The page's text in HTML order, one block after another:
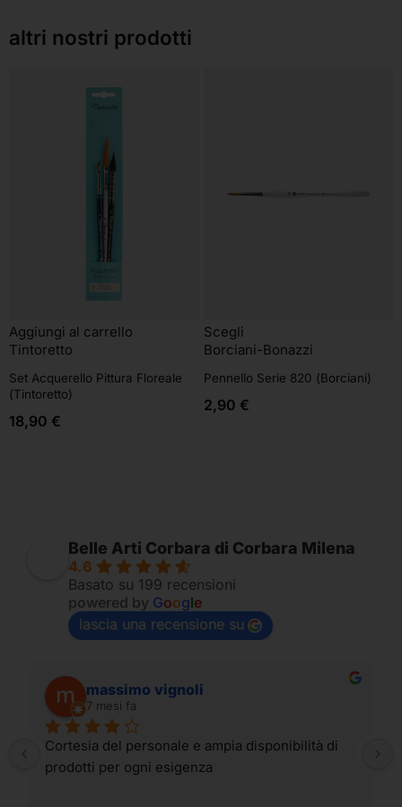
altri nostri prodotti
Aggiungi al carrello
Tintoretto
Set Acquerello Pittura Floreale
(Tintoretto)
18,90 €
Scegli
Borciani-Bonazzi
Pennello Serie 820 (Borciani)
2,90 €
Belle Arti Corbara di Corbara Milena
4.6
Basato su 199 recensioni
powered by Google
lascia una recensione su
massimo vignoli
7 mesi fa
Cortesia del personale e ampia disponibilità di
prodotti per ogni esigenza